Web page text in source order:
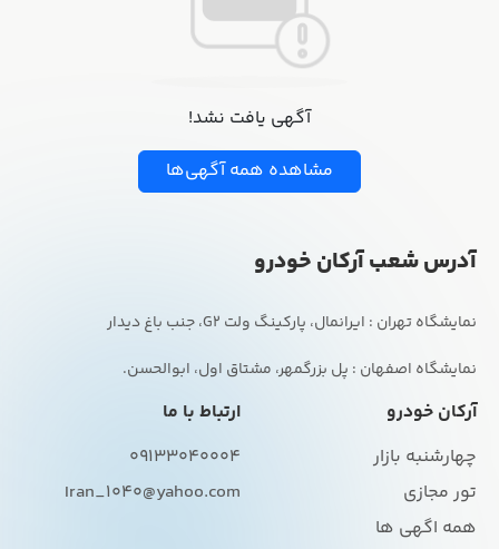
آگهی یافت نشد!
مشاهده همه آگهی‌ها
آدرس شعب آرکان خودرو
نمایشگاه اصفهان : پل بزرگمهر، مشتاق اول، ابوالحسن.
آرکان خودرو
چهارشنبه بازار
تور مجازی
همه اگهی ها
ارتباط با ما
09133040004
Iran_1040@yahoo.com